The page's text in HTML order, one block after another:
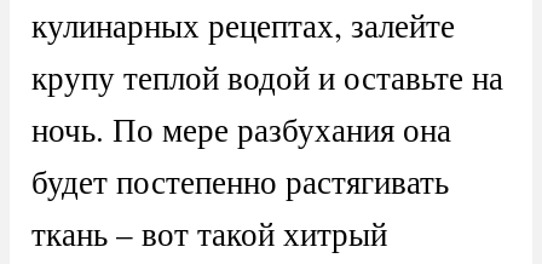
кулинарных рецептах, залейте
крупу теплой водой и оставьте на
ночь. По мере разбухания она
будет постепенно растягивать
ткань – вот такой хитрый